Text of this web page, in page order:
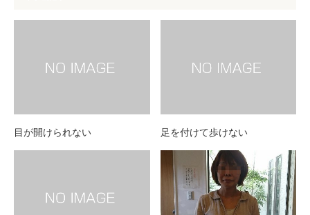
目が開けられない 足を付けて歩けない